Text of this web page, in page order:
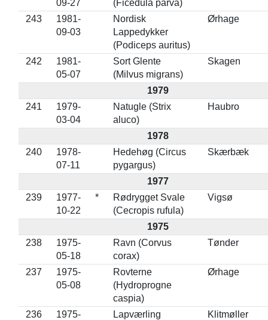
09-27
(Ficedula parva)
243
1981-
09-03
Nordisk
Lappedykker
(Podiceps auritus)
Ørhage
242
1981-
05-07
Sort Glente
(Milvus migrans)
Skagen
1979
241
1979-
03-04
Natugle (Strix
aluco)
Haubro
1978
240
1978-
07-11
Hedehøg (Circus
pygargus)
Skærbæk
1977
239
1977-
10-22
*
Rødrygget Svale
(Cecropis rufula)
Vigsø
1975
238
1975-
05-18
Ravn (Corvus
corax)
Tønder
237
1975-
05-08
Rovterne
(Hydroprogne
caspia)
Ørhage
236
1975-
Lapværling
Klitmøller